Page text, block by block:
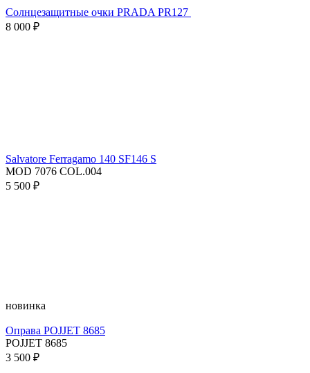
Солнцезащитные очки PRADA PR127
8 000 ₽
Salvatore Ferragamo 140 SF146 S
MOD 7076 COL.004
5 500 ₽
новинка
Оправа POJJET 8685
POJJET 8685
3 500 ₽